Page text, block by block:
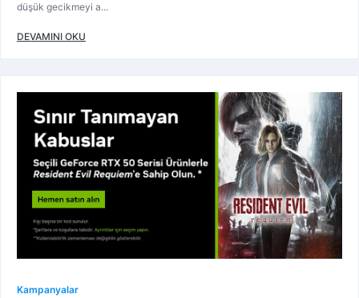
düşük gecikmeyi a...
DEVAMINI OKU
Kampanyalar